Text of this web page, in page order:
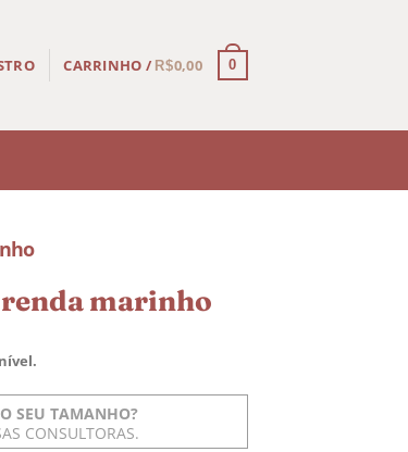
CARRINHO / R$0,00 0
marinho
SEU TAMANHO?
CONSULTORAS.